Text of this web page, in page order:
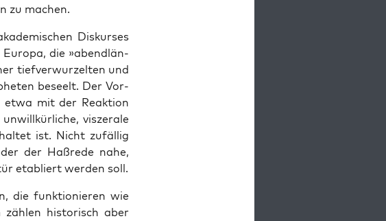
zu machen.
Dis­kur­ses
die »abend­län­
tief­ver­wur­zel­ten und
beseelt. Der Vor­
etwa mit der Reak­ti­on
vis­ze­ra­le
ist. Nicht zufäl­lig
der Haß­re­de nahe,
eta­bliert wer­den soll.
die funk­tio­nie­ren wie
zäh­len his­to­risch aber